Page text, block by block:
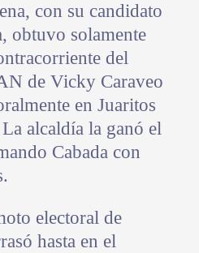
con su candidato
obtuvo solamente
del
de Vicky Caraveo
en Juaritos
alcaldía la ganó el
Cabada con
electoral de
hasta en el